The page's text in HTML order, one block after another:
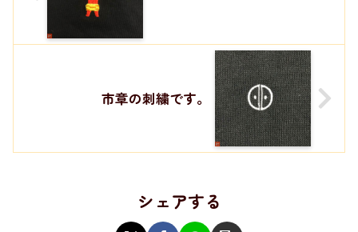
市章の刺繍です。
シェアする